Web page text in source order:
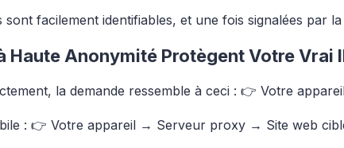
facilement identifiables, et une fois signalées par
Haute Anonymité Protègent Votre Vrai
la demande ressemble à ceci : 👉 Votre
: 👉 Votre appareil → Serveur proxy → Site web